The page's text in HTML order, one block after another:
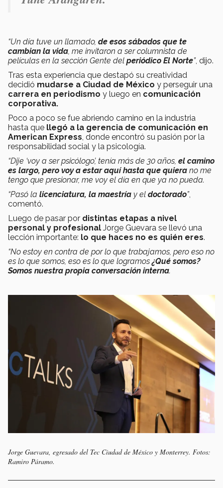
“Un día tuve un llamado, de esos sábados que te
cambian la vida, me invitaron a ser columnista de
películas en la sección Gente del periódico El Norte”, dijo.
Tras esta experiencia que destapó su creatividad
decidió mudarse a Ciudad de México y perseguir una
carrera en periodismo y luego en comunicación
corporativa.
Poco a poco se fue abriendo camino en la industria
hasta que llegó a la gerencia de comunicación en
American Express, donde encontró su pasión por la
responsabilidad social y la psicología.
“Dije ‘voy a ser psicólogo’, tenía más de 30 años, el camino
es largo, pero voy a estar aquí hasta que quiera no me
tengo que presionar, me voy el día en que ya no pueda.
“Pasó la licenciatura, la maestría y el doctorado”,
comentó.
Luego de pasar por distintas etapas a nivel
personal y profesional Jorge Guevara se llevó una
lección importante: lo que haces no es quién eres.
“No estoy en contra de por lo que trabajamos, pero eso no
es lo que somos, eso es lo que logramos¿Qué somos?
Somos nuestra propia conversación interna.
Jorge Guevara, egresado del Tec Ciudad de México y Monterrey. Fotos:
Ramiro Páramo.